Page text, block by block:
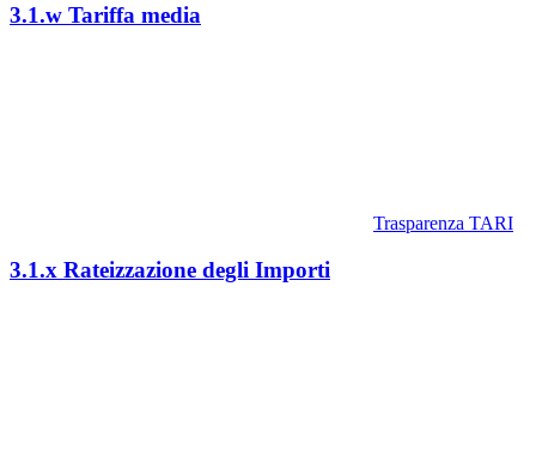
3.1.w Tariffa media
Trasparenza TARI
3.1.x Rateizzazione degli Importi